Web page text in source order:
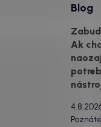
Blog
Ak